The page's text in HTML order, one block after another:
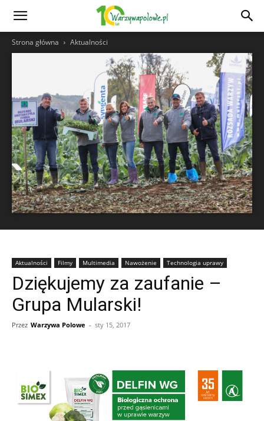
Strona główna Aktualności
Aktualności Filmy Multimedia Nawożenie Technologia uprawy
Dziękujemy za zaufanie –
Grupa Mularski!
Przez Warzywa Polowe - sty 15, 2017